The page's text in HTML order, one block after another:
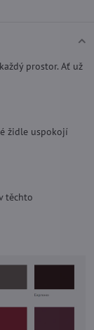
prostor. Ať už
židle uspokojí
těchto